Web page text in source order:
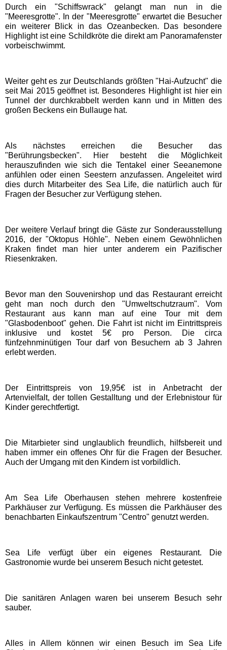
Rasti-Land
Serengeti-Park
Fort Fun Abenteuerland
Irrland Kevelaer
PanoramaPark
potts park
Safariland Stukenbrock
Rheinland-Pfalz
Freizeitparks
Wild- & Freizeitpark Klotten
Freizeitparks
Tolk-Schau
Durch ein "Schiffswrack" gelangt man nun in die
"Meeresgrotte". In der "Meeresgrotte" erwartet die Besucher
ein weiterer Blick in das Ozeanbecken. Das besondere
Highlight ist eine Schildkröte die direkt am Panoramafenster
vorbeischwimmt.
Weiter geht es zur Deutschlands größten "Hai-Aufzucht" die
seit Mai 2015 geöffnet ist. Besonderes Highlight ist hier ein
Tunnel der durchkrabbelt werden kann und in Mitten des
großen Beckens ein Bullauge hat.
Als nächstes erreichen die Besucher das
"Berührungsbecken". Hier besteht die Möglichkeit
herauszufinden wie sich die Tentakel einer Seeanemone
anfühlen oder einen Seestern anzufassen. Angeleitet wird
dies durch Mitarbeiter des Sea Life, die natürlich auch für
Fragen der Besucher zur Verfügung stehen.
Der weitere Verlauf bringt die Gäste zur Sonderausstellung
2016, der "Oktopus Höhle". Neben einem Gewöhnlichen
Kraken findet man hier unter anderem ein Pazifischer
Riesenkraken.
Bevor man den Souvenirshop und das Restaurant erreicht
geht man noch durch den "Umweltschutzraum". Vom
Restaurant aus kann man auf eine Tour mit dem
"Glasbodenboot" gehen. Die Fahrt ist nicht im Eintrittspreis
inklusive und kostet 5€ pro Person. Die circa
fünfzehnminütigen Tour darf von Besuchern ab 3 Jahren
erlebt werden.
Der Eintrittspreis von 19,95€ ist in Anbetracht der
Artenvielfalt, der tollen Gestalltung und der Erlebnistour für
Kinder gerechtfertigt.
Die Mitarbieter sind unglaublich freundlich, hilfsbereit und
haben immer ein offenes Ohr für die Fragen der Besucher.
Auch der Umgang mit den Kindern ist vorbildlich.
Am Sea Life Oberhausen stehen mehrere kostenfreie
Parkhäuser zur Verfügung. Es müssen die Parkhäuser des
benachbarten Einkaufszentrum "Centro" genutzt werden.
Sea Life verfügt über ein eigenes Restaurant. Die
Gastronomie wurde bei unserem Besuch nicht getestet.
Die sanitären Anlagen waren bei unserem Besuch sehr
sauber.
Alles in Allem können wir einen Besuch im Sea Life